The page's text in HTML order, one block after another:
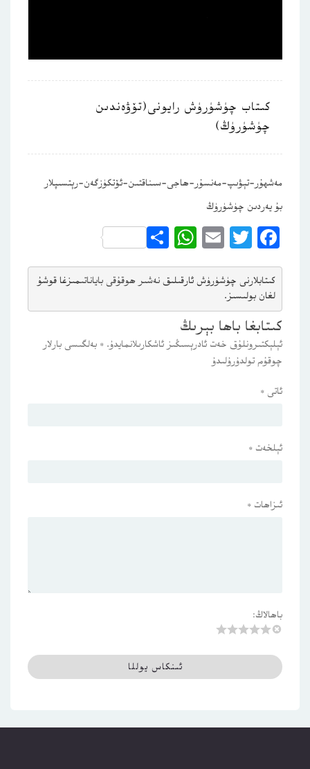
كىتاب چۈشۈرۈش رايونى(تۆۋەندىن
چۈشۈرۈڭ)
مەشھۇر-تېۋىپ-مەنسۇر-ھاجى-سىناقتىن-ئۆتكۈزگەن-رېتسىپلار
بۇ يەردىن چۈشۈرۈڭ
Facebook
Twitter
Email
WhatsApp
Share
كىتابلارنى چۈشۈرۈش ئارقىلىق نەشىر ھوقۇقى باياناتىمىزغا قوشۇ
لغان بولىسىز.
كىتابغا باھا بېرىڭ
ئېلېكتىرونلۇق خەت ئادرېسىڭىز ئاشكارىلانمايدۇ. * بەلگىسى بارلار
چوقۇم تولدۇرۇلىدۇ
ئاتى *
ئېلخەت *
ئىزاھات *
باھالاڭ: